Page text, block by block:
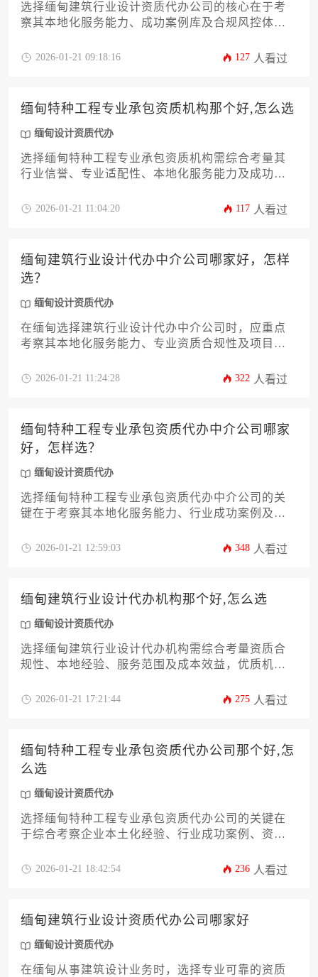
选择缅甸建筑行业设计资质代办公司的核心在于考
察其本地化服务能力、成功案例库及合规风控体
办机构，帮助建筑企业精准规避跨国经营风险，高
2026-01-21 09:18:16 127 人看过
缅甸特种工程专业承包资质机构那个好,怎么选
缅甸设计资质代办
选择缅甸特种工程专业承包资质机构需综合考量其
行业信誉、专业适配性、本地化服务能力及成功案
际需求匹配度三个维度进行系统性评估。
2026-01-21 11:04:20 117 人看过
缅甸建筑行业设计代办中介公司哪家好，怎样
选？
缅甸设计资质代办
在缅甸选择建筑行业设计代办中介公司时，应重点
考察其本地化服务能力、专业资质合规性及项目案
风险。本文将从市场现状、选择标准、风险规避等
2026-01-21 11:24:28 322 人看过
缅甸特种工程专业承包资质代办中介公司哪家
好，怎样选？
缅甸设计资质代办
选择缅甸特种工程专业承包资质代办中介公司的关
键在于考察其本地化服务能力、行业成功案例及合
明度和后续支持体系来做出决策。
2026-01-21 12:59:03 348 人看过
缅甸建筑行业设计代办机构那个好,怎么选
缅甸设计资质代办
选择缅甸建筑行业设计代办机构需综合考量资质合
规性、本地经验、服务范围及成本效益，优质机构
服务能力，建议通过多方比价、案例核查和实地考
2026-01-21 17:21:44 275 人看过
缅甸特种工程专业承包资质代办公司那个好,怎
么选
缅甸设计资质代办
选择缅甸特种工程专业承包资质代办公司的关键在
于综合考察企业本土化经验、行业成功案例、资源
出真正熟悉缅甸建筑法规体系且能高效应对审批流
2026-01-21 18:42:54 236 人看过
缅甸建筑行业设计资质代办公司哪家好
缅甸设计资质代办
在缅甸从事建筑设计业务时，选择专业可靠的资质